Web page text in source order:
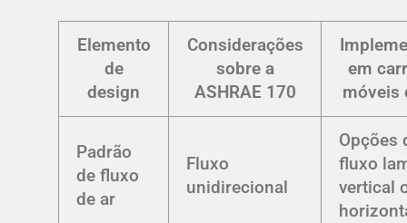
Elemento
de
design
Considerações
sobre a
ASHRAE 170
em
móveis
Padrão
de fluxo
de ar
Fluxo
unidirecional
Opções
fluxo
vertical